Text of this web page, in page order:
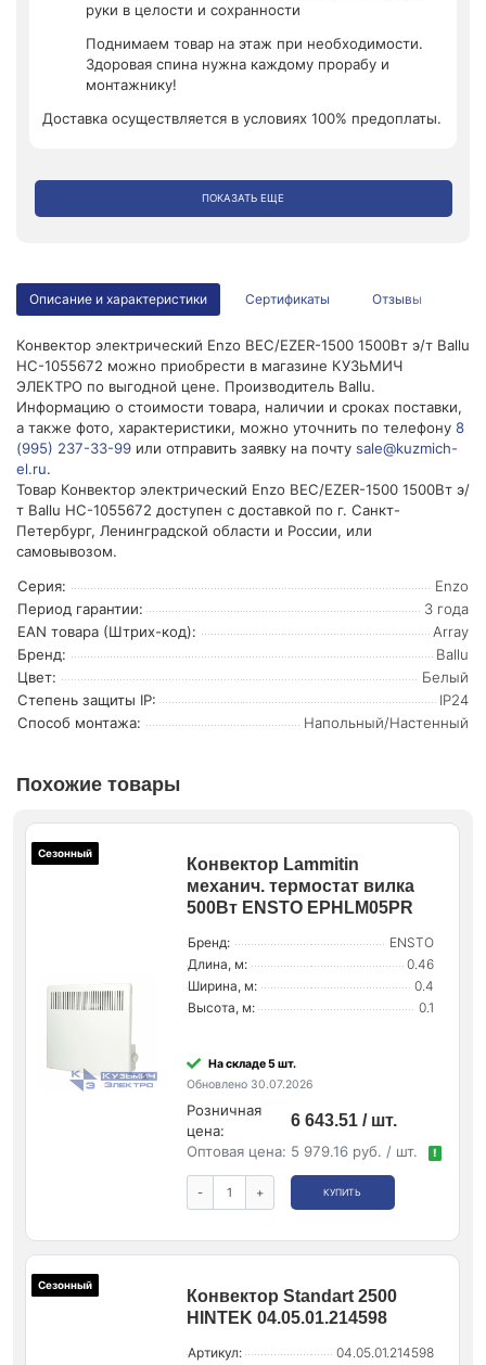
руки в целости и сохранности
Поднимаем товар на этаж при необходимости.
Здоровая спина нужна каждому прорабу и
монтажнику!
Доставка осуществляется в условиях 100% предоплаты.
ПОКАЗАТЬ ЕЩЕ
Описание и характеристики Сертификаты Отзывы
Конвектор электрический Enzo BEC/EZER-1500 1500Вт э/т Ballu
НС-1055672 можно приобрести в магазине КУЗЬМИЧ
ЭЛЕКТРО по выгодной цене. Производитель Ballu.
Информацию о стоимости товара, наличии и сроках поставки,
а также фото, характеристики, можно уточнить по телефону 8
(995) 237-33-99 или отправить заявку на почту sale@kuzmich-
el.ru.
Товар Конвектор электрический Enzo BEC/EZER-1500 1500Вт э/
т Ballu НС-1055672 доступен с доставкой по г. Санкт-
Петербург, Ленинградской области и России, или
самовывозом.
Серия:
Enzo
Период гарантии:
3 года
EAN товара (Штрих-код):
Array
Бренд:
Ballu
Цвет:
Белый
Степень защиты IP:
IP24
Способ монтажа:
Напольный/Настенный
Похожие товары
Сезонный
Конвектор Lammitin
механич. термостат вилка
500Вт ENSTO EPHLM05PR
Бренд:
ENSTO
Длина, м:
0.46
Ширина, м:
0.4
Высота, м:
0.1
На складе 5 шт.
Обновлено 30.07.2026
Розничная
цена:
6 643.51 / шт.
Оптовая цена: 5 979.16 руб. / шт. !
- + КУПИТЬ
Сезонный
Конвектор Standart 2500
HINTEK 04.05.01.214598
Артикул: 04.05.01.214598